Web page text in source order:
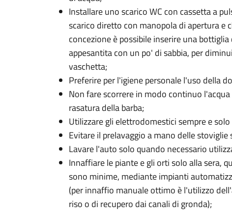
Installare uno scarico WC con cassetta a
scarico diretto con manopola di apertura e
concezione è possibile inserire una
appesantita con un po' di sabbia, per
vaschetta;
Preferire per l'igiene personale l'uso della
Non fare scorrere in modo continuo
rasatura della barba;
Utilizzare gli elettrodomestici sempre e
Evitare il prelavaggio a mano delle
Lavare l'auto solo quando necessario
Innaffiare le piante e gli orti solo alla sera,
sono minime, mediante impianti
(per innaffio manuale ottimo è l'utilizzo
riso o di recupero dai canali di gronda);